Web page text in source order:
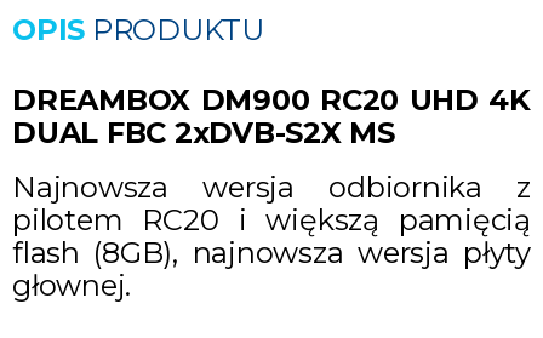
OPIS PRODUKTU
DREAMBOX DM900 RC20 UHD 4K
DUAL FBC 2xDVB-S2X MS
Najnowsza wersja odbiornika z
pilotem RC20 i większą pamięcią
flash (8GB), najnowsza wersja płyty
głownej.